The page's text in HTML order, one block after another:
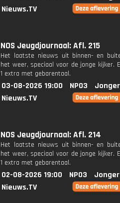
Nieuws.TV
NOS Jeugdjournaal: Afl. 215
Het laatste nieuws uit binnen- en
het weer, speciaal voor de jonge kijker.
1 extra met gebarentaal.
03-08-2026 19:00 NPO3
Nieuws.TV
NOS Jeugdjournaal: Afl. 214
Het laatste nieuws uit binnen- en
het weer, speciaal voor de jonge kijker.
1 extra met gebarentaal.
02-08-2026 19:00 NPO3
Nieuws.TV